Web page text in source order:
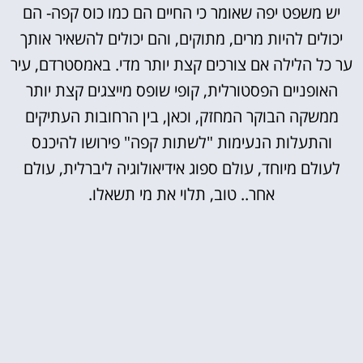
יש משפט יפה שאומר כי החיים הם כמו כוס קפה- הם
יכולים להיות מרים, מתוקים, והם יכולים להשאיר אותך
ער כל הלילה אם צורכים קצת יותר מדי. באמסטרדם, עיר
האופניים הפסטורלית, קופי שופס מייצגים קצת יותר
ממשקה הבוקר המחזק, וכאן, בין הרחובות העתיקים
והתעלות הנעימות "לשתות קפה" פירושו להיכנס
לעולם מיוחד, עולם ספוג אידיאולוגיה ליברלית, עולם
אחר.. טוב, תלוי את מי תשאלו.